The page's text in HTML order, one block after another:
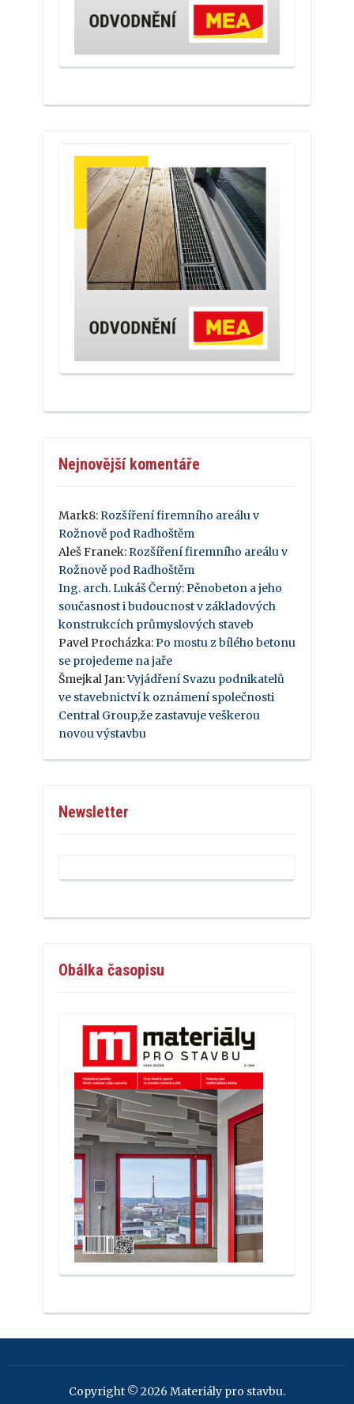
Nejnovější komentáře
Mark8:Rozšíření firemního areálu v
Rožnově pod Radhoštěm
Aleš Franek:Rozšíření firemního areálu v
Rožnově pod Radhoštěm
Ing. arch. Lukáš Černý:Pěnobeton a jeho
současnost i budoucnost v základových
konstrukcích průmyslových staveb
Pavel Procházka:Po mostu z bílého betonu
se projedeme na jaře
Šmejkal Jan:Vyjádření Svazu podnikatelů
ve stavebnictví k oznámení společnosti
Central Group,že zastavuje veškerou
novou výstavbu
Newsletter
Obálka časopisu
Copyright © 2026 Materiály pro stavbu.